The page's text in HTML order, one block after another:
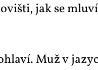
jak se
Muž v